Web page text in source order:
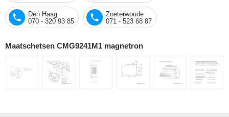
Den Haag
070 - 320 93 85
Zoeterwoude
071 - 523 68 87
Maatschetsen CMG9241M1 magnetron